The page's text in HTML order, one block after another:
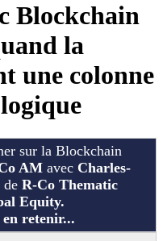
Blockchain
la
une colonne
sur la Blockchain
AMavecCharles-
de R-Co Thematic
Equity.
retenir...